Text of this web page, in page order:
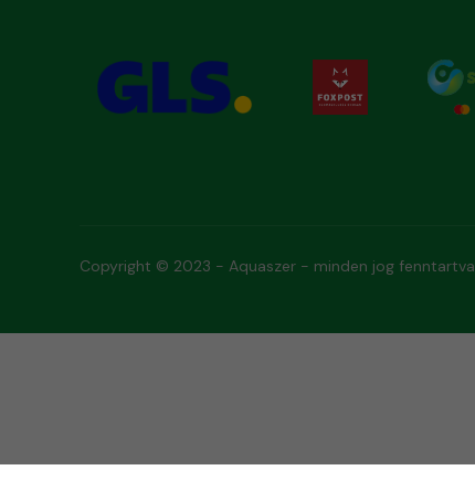
Copyright © 2023 - Aquaszer - minden jog fenntartva